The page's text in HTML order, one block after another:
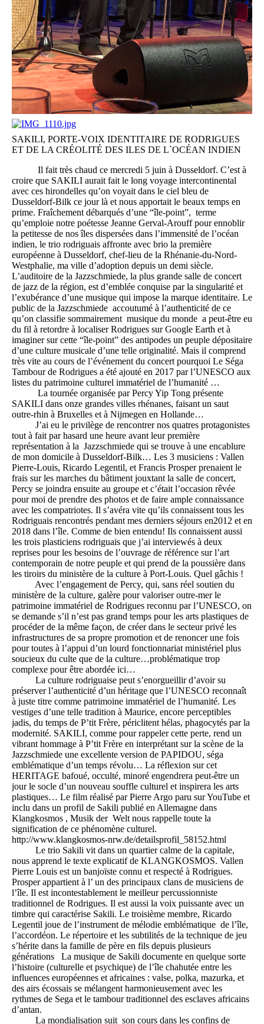
SAKILI, PORTE-VOIX IDENTITAIRE DE RODRIGUES
ET DE LA CRÉOLITÉ DES ILES DE L`OCÉAN INDIEN
Il fait très chaud ce mercredi 5 juin à Dusseldorf. C’est à
croire que SAKILI aurait fait le long voyage intercontinental
avec ces hirondelles qu’on voyait dans le ciel bleu de
Dusseldorf-Bilk ce jour là et nous apportait le beaux temps en
prime. Fraîchement débarqués d’une “île-point”, terme
qu’emploie notre poétesse Jeanne Gerval-Arouff pour ennoblir
la petitesse de nos îles dispersées dans l’immensité de l’océan
indien, le trio rodriguais affronte avec brio la première
européenne à Dusseldorf, chef-lieu de la Rhénanie-du-Nord-
Westphalie, ma ville d’adoption depuis un demi siècle.
L’auditoire de la Jazzschmiede, la plus grande salle de concert
de jazz de la région, est d’emblée conquise par la singularité et
l’exubérance d’une musique qui impose la marque identitaire. Le
public de la Jazzschmiede accoutumé à l’authenticité de ce
qu’on classifie sommairement musique du monde a peut-être eu
du fil à retordre à localiser Rodrigues sur Google Earth et à
imaginer sur cette “île-point” des antipodes un peuple dépositaire
d’une culture musicale d’une telle originalité. Mais il comprend
très vite au cours de l’événement du concert pourquoi Le Séga
Tambour de Rodrigues a été ajouté en 2017 par l’UNESCO aux
listes du patrimoine culturel immatériel de l’humanité …
La tournée organisée par Percy Yip Tong présente
SAKILI dans onze grandes villes rhénanes, faisant un saut
outre-rhin à Bruxelles et à Nijmegen en Hollande…
J’ai eu le privilège de rencontrer nos quatres protagonistes
tout à fait par hasard une heure avant leur première
représentation à la Jazzschmiede qui se trouve à une encablure
de mon domicile à Dusseldorf-Bilk… Les 3 musiciens : Vallen
Pierre-Louis, Ricardo Legentil, et Francis Prosper prenaient le
frais sur les marches du bâtiment jouxtant la salle de concert,
Percy se joindra ensuite au groupe et c’était l’occasion rêvée
pour moi de prendre des photos et de faire ample connaissance
avec les compatriotes. Il s’avéra vite qu’ils connaissent tous les
Rodriguais rencontrés pendant mes derniers séjours en2012 et en
2018 dans l’île. Comme de bien entendu! Ils connaissent aussi
les trois plasticiens rodriguais que j’ai interviewés à deux
reprises pour les besoins de l’ouvrage de référence sur l’art
contemporain de notre peuple et qui prend de la poussière dans
les tiroirs du ministère de la culture à Port-Louis. Quel gâchis !
Avec l’engagement de Percy, qui, sans réel soutien du
ministère de la culture, galère pour valoriser outre-mer le
patrimoine immatériel de Rodrigues reconnu par l’UNESCO, on
se demande s’il n’est pas grand temps pour les arts plastiques de
procéder de la même façon, de créer dans le secteur privé les
infrastructures de sa propre promotion et de renoncer une fois
pour toutes à l’appui d’un lourd fonctionnariat ministériel plus
soucieux du culte que de la culture…problématique trop
complexe pour être abordée ici…
La culture rodriguaise peut s’enorgueillir d’avoir su
préserver l’authenticité d’un héritage que l’UNESCO reconnaît
à juste titre comme patrimoine immatériel de l’humanité. Les
vestiges d’une telle tradition à Maurice, encore perceptibles
jadis, du temps de P’tit Frère, périclitent hélas, phagocytés par la
modernité. SAKILI, comme pour rappeler cette perte, rend un
vibrant hommage à P’tit Frère en interprétant sur la scène de la
Jazzschmiede une excellente version de PAPIDOU, séga
emblématique d’un temps révolu… La réflexion sur cet
HERITAGE bafoué, occulté, minoré engendrera peut-être un
jour le socle d’un nouveau souffle culturel et inspirera les arts
plastiques… Le film réalisé par Pierre Argo paru sur YouTube et
inclu dans un profil de Sakili publié en Allemagne dans
Klangkosmos , Musik der Welt nous rappelle toute la
signification de ce phénomène culturel.
http://www.klangkosmos-nrw.de/detailsprofil_58152.html
Le trio Sakili vit dans un quartier calme de la capitale,
nous apprend le texte explicatif de KLANGKOSMOS. Vallen
Pierre Louis est un banjoïste connu et respecté à Rodrigues.
Prosper appartient à l’ un des principaux clans de musiciens de
l’île. Il est incontestablement le meilleur percussionniste
traditionnel de Rodrigues. Il est aussi la voix puissante avec un
timbre qui caractérise Sakili. Le troisième membre, Ricardo
Legentil joue de l’instrument de mélodie emblématique de l’île,
l’accordéon. Le répertoire et les subtilités de la technique de jeu
s’hérite dans la famille de père en fils depuis plusieurs
générations La musique de Sakili documente en quelque sorte
l’histoire (culturelle et psychique) de l’île chahutée entre les
influences européennes et africaines : valse, polka, mazurka, et
des airs écossais se mélangent harmonieusement avec les
rythmes de Sega et le tambour traditionnel des esclaves africains
d’antan.
La mondialisation suit son cours dans les confins de